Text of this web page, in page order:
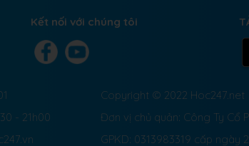
Kết nối với chúng tôi
- 21h00
Copyright © 2022 Hoc247.net
Đơn vị chủ quản: Công Ty Cổ
GPKD: 0313983319 cấp ngày